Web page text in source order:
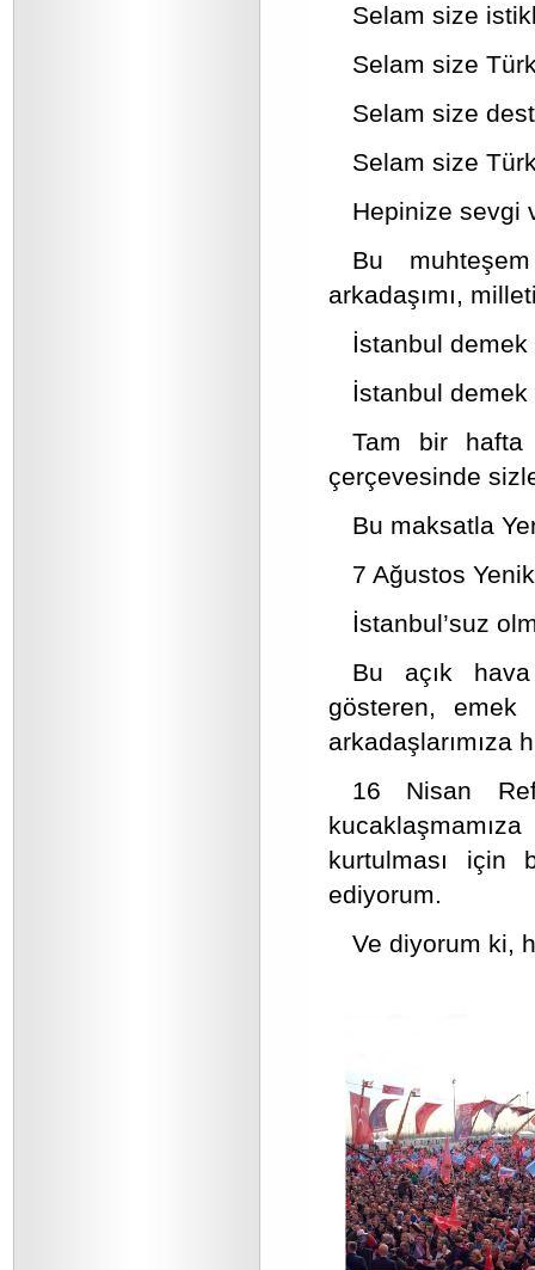
Selam size
Selam size
Selam size
Selam size
Hepinize sevgi
Bu
arkadaşımı,
İstanbul
İstanbul
Tam bir hafta
çerçevesinde
Bu maksatla
7 Ağustos
İstanbul’suz
Bu açık hava
gösteren, emek
arkadaşlarımıza
16 Nisan
kurtulması için
ediyorum.
Ve diyorum ki,